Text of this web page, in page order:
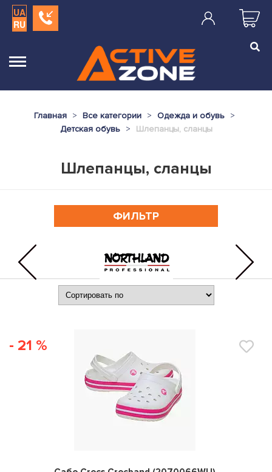
UA
RU
Главная Все категории
Одежда и обувь
Детская обувь
Шлепанцы, сланцы
Шлепанцы, сланцы
ФИЛЬТР
- 21 %
0